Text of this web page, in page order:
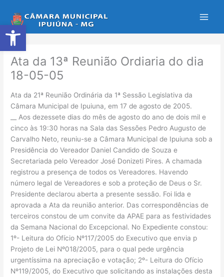
Abrir a barra de ferramentas
para
o
conteúdo
Ata da 13ª Reunião Ordiaria do dia
18-05-05
Ata da 21ª Reunião Ordinária da 1ª Sessão Legislativa da
Câmara Municipal de Ipuiuna, em 17 de agosto de 2005.
__ Aos dezessete dias do mês de agosto do ano de dois mil e
cinco às 19:30 horas na Sala das Sessões Pedro Augusto de
Carvalho Neto, reuniu-se a Câmara Municipal de Ipuiuna sob a
Presidência do Vereador Daniel Candido de Souza e
Secretariada pelo Vereador José Donizeti Pires. A chamada
registrou a presença de todos os Vereadores. Havendo
número legal de Vereadores e sob a proteção de Deus o Sr.
Presidente declarou aberta a presente sessão. Foi lida e
aprovada a Ata da reunião anterior. Das correspondências de
terceiros constou de um convite da APAE para as festividades
da Semana Nacional do Excepcional. No Expediente constou:
1º- Leitura do Ofício Nº117/2005 do Executivo que envia p
Projeto de Lei Nº018/2005, para o qual pede urgência
urgentíssima na apreciação e votação; 2º- Leitura do Ofício
Nº119/2005, do Executivo que solicitando as instalações desta